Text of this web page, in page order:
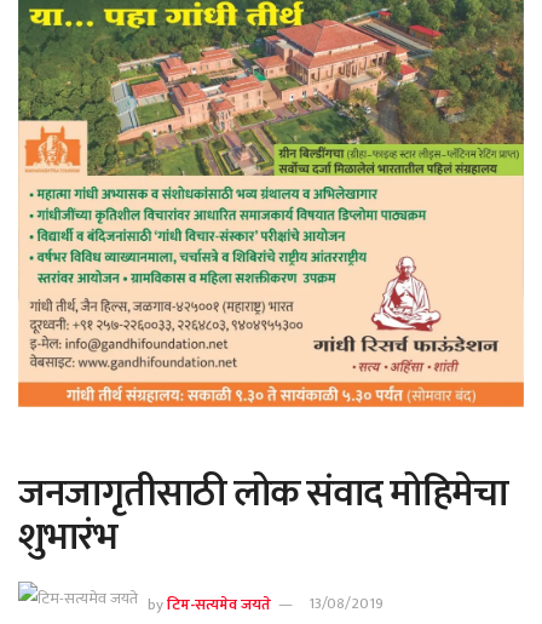
जनजागृतीसाठी लोक संवाद मोहिमेचा
शुभारंभ
byटिम-सत्यमेव जयते
13/08/2019